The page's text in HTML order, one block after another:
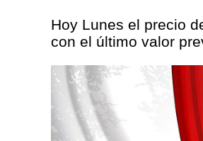
Hoy Lunes el precio
con el último valor